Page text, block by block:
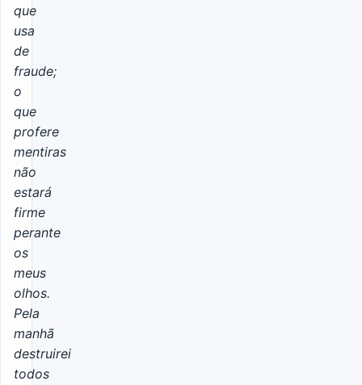
que
usa
de
fraude;
o
que
profere
mentiras
não
estará
firme
perante
os
meus
olhos.
Pela
manhã
destruirei
todos